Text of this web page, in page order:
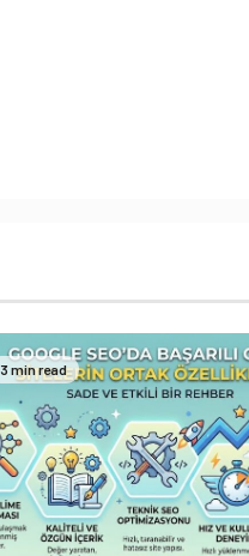
3 min read